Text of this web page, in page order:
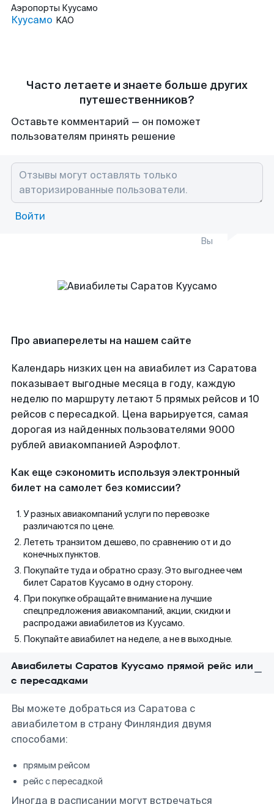
Аэропорты Куусамо
Куусамо KAO
Часто летаете и знаете больше других
путешественников?
Оставьте комментарий — он поможет
пользователям принять решение
Войти
Вы
Про авиаперелеты на нашем сайте
Календарь низких цен на авиабилет из Саратова
показывает выгодные месяца в году, каждую
неделю по маршруту летают 5 прямых рейсов и 10
рейсов с пересадкой. Цена варьируется, самая
дорогая из найденных пользователями 9000
рублей авиакомпанией Аэрофлот.
Как еще сэкономить используя электронный
билет на самолет без комиссии?
У разных авиакомпаний услуги по перевозке
различаются по цене.
Лететь транзитом дешево, по сравнению от и до
конечных пунктов.
Покупайте туда и обратно сразу. Это выгоднее чем
билет Саратов Куусамо в одну сторону.
При покупке обращайте внимание на лучшие
спецпредложения авиакомпаний, акции, скидки и
распродажи авиабилетов из Куусамо.
Покупайте авиабилет на неделе, а не в выходные.
Авиабилеты Саратов Куусамо прямой рейс или
с пересадками
Вы можете добраться из Саратова с
авиабилетом в страну Финляндия двумя
способами:
прямым рейсом
рейс с пересадкой
Иногда в расписании могут встречаться